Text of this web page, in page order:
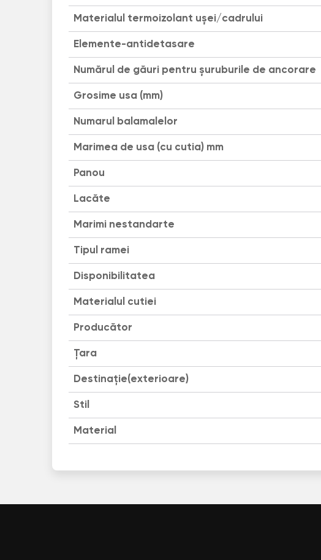
Materialul termoizolant uşei/cadrului
Elemente-antidetasare
Numărul de găuri pentru șuruburile de ancorare
Grosime usa (mm)
Numarul balamalelor
Marimea de usa (cu cutia) mm
Panou
Lacăte
Marimi nestandarte
Tipul ramei
Disponibilitatea
Materialul cutiei
Producător
Țara
Destinație(exterioare)
Stil
Material